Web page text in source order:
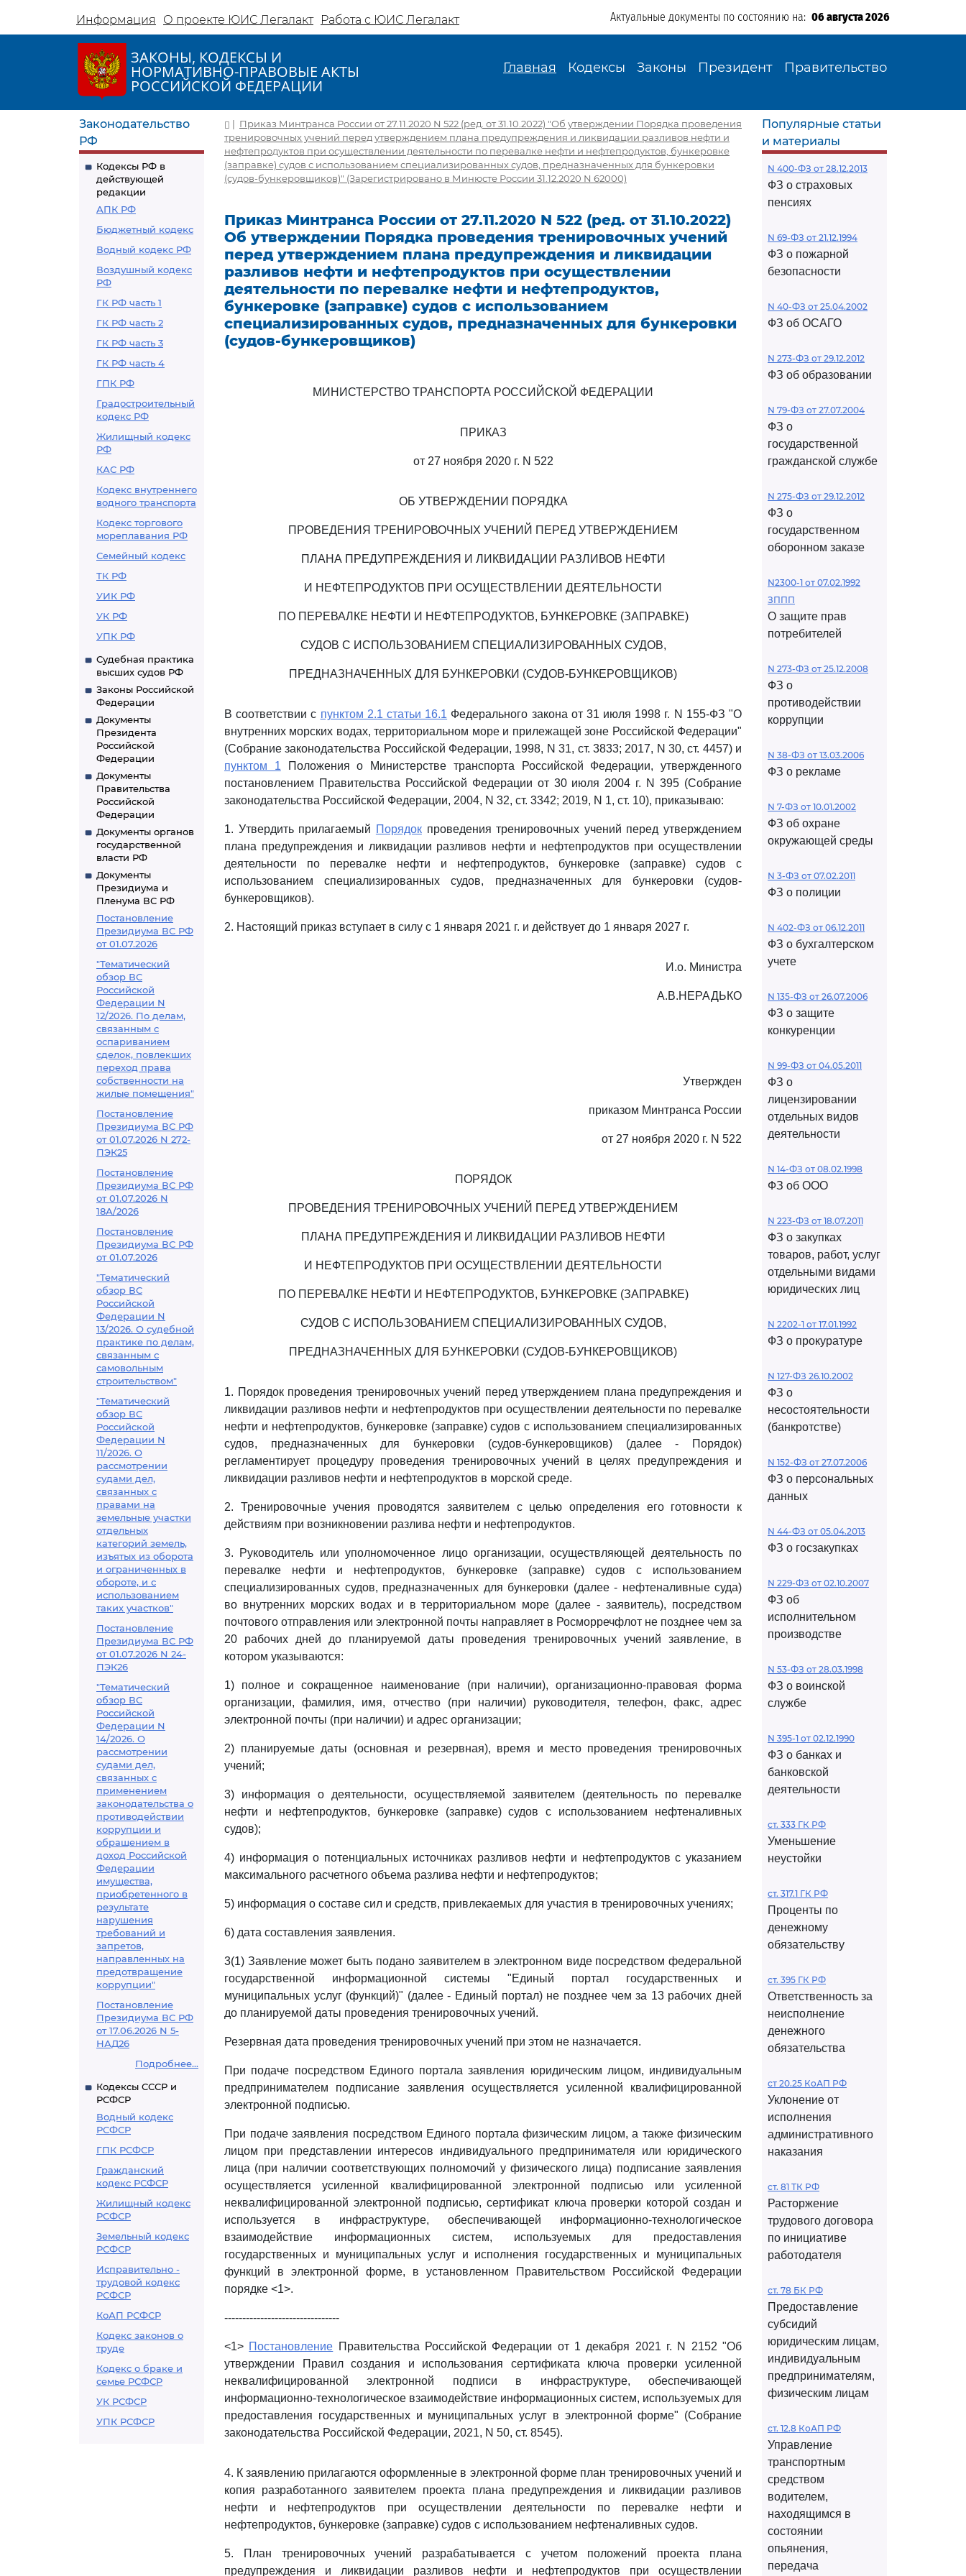
Информация О проекте ЮИС Легалакт Работа с ЮИС Легалакт Актуальные документы по состоянию на: 06 августа 2026
ЗАКОНЫ, КОДЕКСЫ И
НОРМАТИВНО-ПРАВОВЫЕ АКТЫ
РОССИЙСКОЙ ФЕДЕРАЦИИ
Главная Кодексы Законы Президент Правительство
Законодательство
РФ
Кодексы РФ в
действующей
редакции
АПК РФ
Бюджетный кодекс
Водный кодекс РФ
Воздушный кодекс
РФ
ГК РФ часть 1
ГК РФ часть 2
ГК РФ часть 3
ГК РФ часть 4
ГПК РФ
Градостроительный
кодекс РФ
Жилищный кодекс
РФ
КАС РФ
Кодекс внутреннего
водного транспорта
Кодекс торгового
мореплавания РФ
Семейный кодекс
ТК РФ
УИК РФ
УК РФ
УПК РФ
Судебная практика
высших судов РФ
Законы Российской
Федерации
Документы
Президента
Российской
Федерации
Документы
Правительства
Российской
Федерации
Документы органов
государственной
власти РФ
Документы
Президиума и
Пленума ВС РФ
Постановление
Президиума ВС РФ
от 01.07.2026
"Тематический
обзор ВС
Российской
Федерации N
12/2026. По делам,
связанным с
оспариванием
сделок, повлекших
переход права
собственности на
жилые помещения"
Постановление
Президиума ВС РФ
от 01.07.2026 N 272-
ПЭК25
Постановление
Президиума ВС РФ
от 01.07.2026 N
18А/2026
Постановление
Президиума ВС РФ
от 01.07.2026
"Тематический
обзор ВС
Российской
Федерации N
13/2026. О судебной
практике по делам,
связанным с
самовольным
строительством"
"Тематический
обзор ВС
Российской
Федерации N
11/2026. О
рассмотрении
судами дел,
связанных с
правами на
земельные участки
отдельных
категорий земель,
изъятых из оборота
и ограниченных в
обороте, и с
использованием
таких участков"
Постановление
Президиума ВС РФ
от 01.07.2026 N 24-
ПЭК26
"Тематический
обзор ВС
Российской
Федерации N
14/2026. О
рассмотрении
судами дел,
связанных с
применением
законодательства о
противодействии
коррупции и
обращением в
доход Российской
Федерации
имущества,
приобретенного в
результате
нарушения
требований и
запретов,
направленных на
предотвращение
коррупции"
Постановление
Президиума ВС РФ
от 17.06.2026 N 5-
НАД26
Подробнее...
Кодексы СССР и
РСФСР
Водный кодекс
РСФСР
ГПК РСФСР
Гражданский
кодекс РСФСР
Жилищный кодекс
РСФСР
Земельный кодекс
РСФСР
Исправительно -
трудовой кодекс
РСФСР
КоАП РСФСР
Кодекс законов о
труде
Кодекс о браке и
семье РСФСР
УК РСФСР
УПК РСФСР
| Приказ Минтранса России от 27.11.2020 N 522 (ред. от 31.10.2022) "Об утверждении Порядка проведения
тренировочных учений перед утверждением плана предупреждения и ликвидации разливов нефти и
нефтепродуктов при осуществлении деятельности по перевалке нефти и нефтепродуктов, бункеровке
(заправке) судов с использованием специализированных судов, предназначенных для бункеровки
(судов-бункеровщиков)" (Зарегистрировано в Минюсте России 31.12.2020 N 62000)
Приказ Минтранса России от 27.11.2020 N 522 (ред. от 31.10.2022)
Об утверждении Порядка проведения тренировочных учений
перед утверждением плана предупреждения и ликвидации
разливов нефти и нефтепродуктов при осуществлении
деятельности по перевалке нефти и нефтепродуктов,
бункеровке (заправке) судов с использованием
специализированных судов, предназначенных для бункеровки
(судов-бункеровщиков)
МИНИСТЕРСТВО ТРАНСПОРТА РОССИЙСКОЙ ФЕДЕРАЦИИ
ПРИКАЗ
от 27 ноября 2020 г. N 522
ОБ УТВЕРЖДЕНИИ ПОРЯДКА
ПРОВЕДЕНИЯ ТРЕНИРОВОЧНЫХ УЧЕНИЙ ПЕРЕД УТВЕРЖДЕНИЕМ
ПЛАНА ПРЕДУПРЕЖДЕНИЯ И ЛИКВИДАЦИИ РАЗЛИВОВ НЕФТИ
И НЕФТЕПРОДУКТОВ ПРИ ОСУЩЕСТВЛЕНИИ ДЕЯТЕЛЬНОСТИ
ПО ПЕРЕВАЛКЕ НЕФТИ И НЕФТЕПРОДУКТОВ, БУНКЕРОВКЕ (ЗАПРАВКЕ)
СУДОВ С ИСПОЛЬЗОВАНИЕМ СПЕЦИАЛИЗИРОВАННЫХ СУДОВ,
ПРЕДНАЗНАЧЕННЫХ ДЛЯ БУНКЕРОВКИ (СУДОВ-БУНКЕРОВЩИКОВ)
В соответствии с пунктом 2.1 статьи 16.1 Федерального закона от 31 июля 1998 г. N 155-ФЗ "О
внутренних морских водах, территориальном море и прилежащей зоне Российской Федерации"
(Собрание законодательства Российской Федерации, 1998, N 31, ст. 3833; 2017, N 30, ст. 4457) и
пунктом 1 Положения о Министерстве транспорта Российской Федерации, утвержденного
постановлением Правительства Российской Федерации от 30 июля 2004 г. N 395 (Собрание
законодательства Российской Федерации, 2004, N 32, ст. 3342; 2019, N 1, ст. 10), приказываю:
1. Утвердить прилагаемый Порядокпроведения тренировочных учений перед утверждением
плана предупреждения и ликвидации разливов нефти и нефтепродуктов при осуществлении
деятельности по перевалке нефти и нефтепродуктов, бункеровке (заправке) судов с
использованием специализированных судов, предназначенных для бункеровки (судов-
бункеровщиков).
2. Настоящий приказ вступает в силу с 1 января 2021 г. и действует до 1 января 2027 г.
И.о. Министра
А.В.НЕРАДЬКО
Утвержден
приказом Минтранса России
от 27 ноября 2020 г. N 522
ПОРЯДОК
ПРОВЕДЕНИЯ ТРЕНИРОВОЧНЫХ УЧЕНИЙ ПЕРЕД УТВЕРЖДЕНИЕМ
ПЛАНА ПРЕДУПРЕЖДЕНИЯ И ЛИКВИДАЦИИ РАЗЛИВОВ НЕФТИ
И НЕФТЕПРОДУКТОВ ПРИ ОСУЩЕСТВЛЕНИИ ДЕЯТЕЛЬНОСТИ
ПО ПЕРЕВАЛКЕ НЕФТИ И НЕФТЕПРОДУКТОВ, БУНКЕРОВКЕ (ЗАПРАВКЕ)
СУДОВ С ИСПОЛЬЗОВАНИЕМ СПЕЦИАЛИЗИРОВАННЫХ СУДОВ,
ПРЕДНАЗНАЧЕННЫХ ДЛЯ БУНКЕРОВКИ (СУДОВ-БУНКЕРОВЩИКОВ)
1. Порядок проведения тренировочных учений перед утверждением плана предупреждения и
ликвидации разливов нефти и нефтепродуктов при осуществлении деятельности по перевалке
нефти и нефтепродуктов, бункеровке (заправке) судов с использованием специализированных
судов, предназначенных для бункеровки (судов-бункеровщиков) (далее - Порядок)
регламентирует процедуру проведения тренировочных учений в целях предупреждения и
ликвидации разливов нефти и нефтепродуктов в морской среде.
2. Тренировочные учения проводятся заявителем с целью определения его готовности к
действиям при возникновении разлива нефти и нефтепродуктов.
3. Руководитель или уполномоченное лицо организации, осуществляющей деятельность по
перевалке нефти и нефтепродуктов, бункеровке (заправке) судов с использованием
специализированных судов, предназначенных для бункеровки (далее - нефтеналивные суда)
во внутренних морских водах и в территориальном море (далее - заявитель), посредством
почтового отправления или электронной почты направляет в Росморречфлот не позднее чем за
20 рабочих дней до планируемой даты проведения тренировочных учений заявление, в
котором указываются:
1) полное и сокращенное наименование (при наличии), организационно-правовая форма
организации, фамилия, имя, отчество (при наличии) руководителя, телефон, факс, адрес
электронной почты (при наличии) и адрес организации;
2) планируемые даты (основная и резервная), время и место проведения тренировочных
учений;
3) информация о деятельности, осуществляемой заявителем (деятельность по перевалке
нефти и нефтепродуктов, бункеровке (заправке) судов с использованием нефтеналивных
судов);
4) информация о потенциальных источниках разливов нефти и нефтепродуктов с указанием
максимального расчетного объема разлива нефти и нефтепродуктов;
5) информация о составе сил и средств, привлекаемых для участия в тренировочных учениях;
6) дата составления заявления.
3(1) Заявление может быть подано заявителем в электронном виде посредством федеральной
государственной информационной системы "Единый портал государственных и
муниципальных услуг (функций)" (далее - Единый портал) не позднее чем за 13 рабочих дней
до планируемой даты проведения тренировочных учений.
Резервная дата проведения тренировочных учений при этом не назначается.
При подаче посредством Единого портала заявления юридическим лицом, индивидуальным
предпринимателем подписание заявления осуществляется усиленной квалифицированной
электронной подписью.
При подаче заявления посредством Единого портала физическим лицом, а также физическим
лицом при представлении интересов индивидуального предпринимателя или юридического
лица (при наличии соответствующих полномочий у физического лица) подписание заявления
осуществляется усиленной квалифицированной электронной подписью или усиленной
неквалифицированной электронной подписью, сертификат ключа проверки которой создан и
используется в инфраструктуре, обеспечивающей информационно-технологическое
взаимодействие информационных систем, используемых для предоставления
государственных и муниципальных услуг и исполнения государственных и муниципальных
функций в электронной форме, в установленном Правительством Российской Федерации
порядке <1>.
--------------------------------
<1> Постановление Правительства Российской Федерации от 1 декабря 2021 г. N 2152 "Об
утверждении Правил создания и использования сертификата ключа проверки усиленной
неквалифицированной электронной подписи в инфраструктуре, обеспечивающей
информационно-технологическое взаимодействие информационных систем, используемых для
предоставления государственных и муниципальных услуг в электронной форме" (Собрание
законодательства Российской Федерации, 2021, N 50, ст. 8545).
4. К заявлению прилагаются оформленные в электронной форме план тренировочных учений и
копия разработанного заявителем проекта плана предупреждения и ликвидации разливов
нефти и нефтепродуктов при осуществлении деятельности по перевалке нефти и
нефтепродуктов, бункеровке (заправке) судов с использованием нефтеналивных судов.
5. План тренировочных учений разрабатывается с учетом положений проекта плана
предупреждения и ликвидации разливов нефти и нефтепродуктов при осуществлении
Популярные статьи
и материалы
N 400-ФЗ от 28.12.2013
ФЗ о страховых
пенсиях
N 69-ФЗ от 21.12.1994
ФЗ о пожарной
безопасности
N 40-ФЗ от 25.04.2002
ФЗ об ОСАГО
N 273-ФЗ от 29.12.2012
ФЗ об образовании
N 79-ФЗ от 27.07.2004
ФЗ о
государственной
гражданской службе
N 275-ФЗ от 29.12.2012
ФЗ о
государственном
оборонном заказе
N2300-1 от 07.02.1992
ЗППП
О защите прав
потребителей
N 273-ФЗ от 25.12.2008
ФЗ о
противодействии
коррупции
N 38-ФЗ от 13.03.2006
ФЗ о рекламе
N 7-ФЗ от 10.01.2002
ФЗ об охране
окружающей среды
N 3-ФЗ от 07.02.2011
ФЗ о полиции
N 402-ФЗ от 06.12.2011
ФЗ о бухгалтерском
учете
N 135-ФЗ от 26.07.2006
ФЗ о защите
конкуренции
N 99-ФЗ от 04.05.2011
ФЗ о
лицензировании
отдельных видов
деятельности
N 14-ФЗ от 08.02.1998
ФЗ об ООО
N 223-ФЗ от 18.07.2011
ФЗ о закупках
товаров, работ, услуг
отдельными видами
юридических лиц
N 2202-1 от 17.01.1992
ФЗ о прокуратуре
N 127-ФЗ 26.10.2002
ФЗ о
несостоятельности
(банкротстве)
N 152-ФЗ от 27.07.2006
ФЗ о персональных
данных
N 44-ФЗ от 05.04.2013
ФЗ о госзакупках
N 229-ФЗ от 02.10.2007
ФЗ об
исполнительном
производстве
N 53-ФЗ от 28.03.1998
ФЗ о воинской
службе
N 395-1 от 02.12.1990
ФЗ о банках и
банковской
деятельности
ст. 333 ГК РФ
Уменьшение
неустойки
ст. 317.1 ГК РФ
Проценты по
денежному
обязательству
ст. 395 ГК РФ
Ответственность за
неисполнение
денежного
обязательства
ст 20.25 КоАП РФ
Уклонение от
исполнения
административного
наказания
ст. 81 ТК РФ
Расторжение
трудового договора
по инициативе
работодателя
ст. 78 БК РФ
Предоставление
субсидий
юридическим лицам,
индивидуальным
предпринимателям,
физическим лицам
ст. 12.8 КоАП РФ
Управление
транспортным
средством
водителем,
находящимся в
состоянии
опьянения,
передача